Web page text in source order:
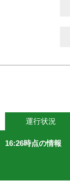
運行状況
16:26時点の情報
橋駅前
駅前